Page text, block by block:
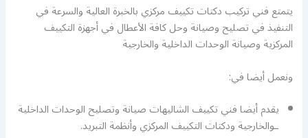
يتمتع فني تركيب دكتات تكييف مركزي بالخبرة العالية والسرعة في
التنفيذ في تصليح وصيانة وحل كافة الأعطال في أجهزة التكييف
المركزية وصيانة الوحدات الداخلية والخارجية
ونعمل أيضا في:
يقدم أيضا فني تكييف الشاليهات صيانة وتصليح الوحدات الداخلية
ـوالخارجية ودكتات التكييف المركزي وأنظمة التبريد.